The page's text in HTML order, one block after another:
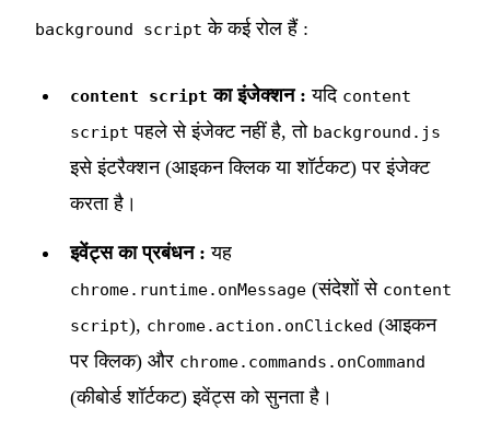
background script के कई रोल हैं :
content script का इंजेक्शन : यदि content
script पहले से इंजेक्ट नहीं है, तो background.js
इसे इंटरैक्शन (आइकन क्लिक या शॉर्टकट) पर इंजेक्ट
करता है।
इवेंट्स का प्रबंधन : यह
chrome.runtime.onMessage (संदेशों से content
script), chrome.action.onClicked (आइकन
पर क्लिक) और chrome.commands.onCommand
(कीबोर्ड शॉर्टकट) इवेंट्स को सुनता है।